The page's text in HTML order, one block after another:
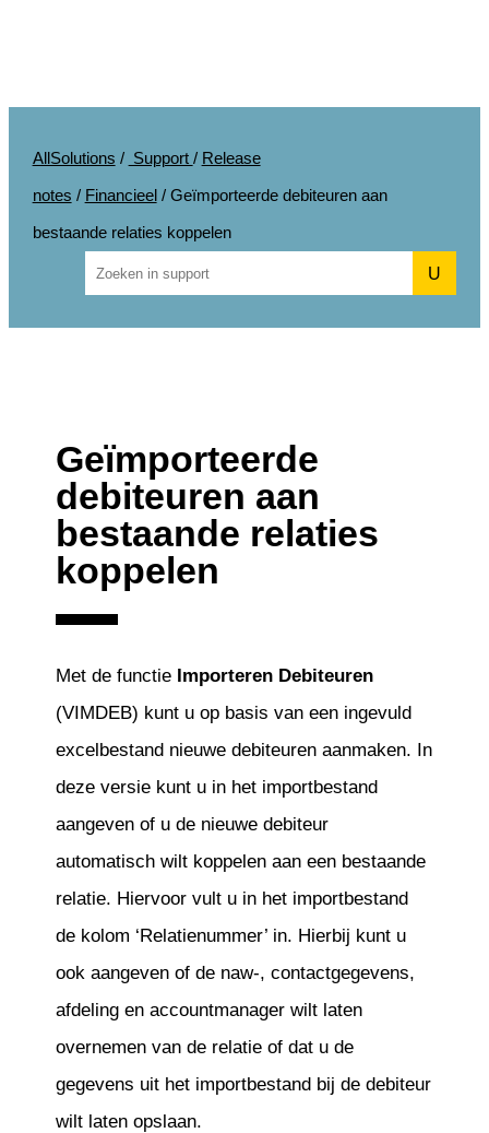
AllSolutions / Support / Release
notes / Financieel/ Geïmporteerde debiteuren aan
bestaande relaties koppelen
U
Geïmporteerde
debiteuren aan
bestaande relaties
koppelen
Met de functie Importeren Debiteuren
(VIMDEB) kunt u op basis van een ingevuld
excelbestand nieuwe debiteuren aanmaken. In
deze versie kunt u in het importbestand
aangeven of u de nieuwe debiteur
automatisch wilt koppelen aan een bestaande
relatie. Hiervoor vult u in het importbestand
de kolom ‘Relatienummer’ in. Hierbij kunt u
ook aangeven of de naw-, contactgegevens,
afdeling en accountmanager wilt laten
overnemen van de relatie of dat u de
gegevens uit het importbestand bij de debiteur
wilt laten opslaan.